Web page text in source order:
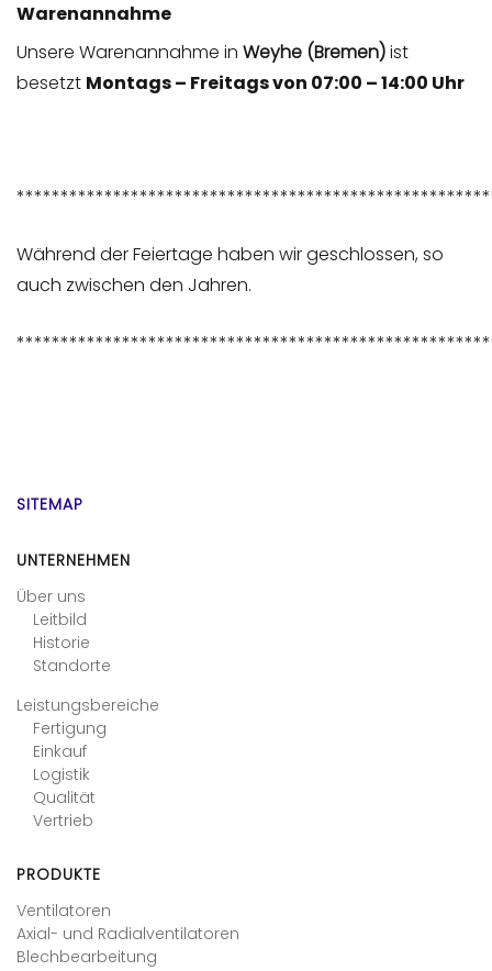
Warenannahme
Unsere Warenannahme in Weyhe (Bremen)ist
besetzt Montags – Freitags von 07:00 – 14:00 Uhr
Während der Feiertage haben wir geschlossen, so
auch zwischen den Jahren.
SITEMAP
UNTERNEHMEN
Über uns
Leitbild
Historie
Standorte
Leistungsbereiche
Fertigung
Einkauf
Logistik
Qualität
Vertrieb
PRODUKTE
Ventilatoren
Axial- und Radialventilatoren
Blechbearbeitung